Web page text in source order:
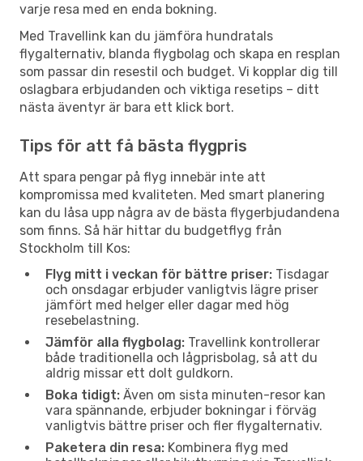
varje resa med en enda bokning.
Med Travellink kan du jämföra hundratals
flygalternativ, blanda flygbolag och skapa en resplan
som passar din resestil och budget. Vi kopplar dig till
oslagbara erbjudanden och viktiga resetips – ditt
nästa äventyr är bara ett klick bort.
Tips för att få bästa flygpris
Att spara pengar på flyg innebär inte att
kompromissa med kvaliteten. Med smart planering
kan du låsa upp några av de bästa flygerbjudandena
som finns. Så här hittar du budgetflyg från
Stockholm till Kos:
Flyg mitt i veckan för bättre priser: Tisdagar
och onsdagar erbjuder vanligtvis lägre priser
jämfört med helger eller dagar med hög
resebelastning.
Jämför alla flygbolag: Travellink kontrollerar
både traditionella och lågprisbolag, så att du
aldrig missar ett dolt guldkorn.
Boka tidigt: Även om sista minuten-resor kan
vara spännande, erbjuder bokningar i förväg
vanligtvis bättre priser och fler flygalternativ.
Paketera din resa: Kombinera flyg med